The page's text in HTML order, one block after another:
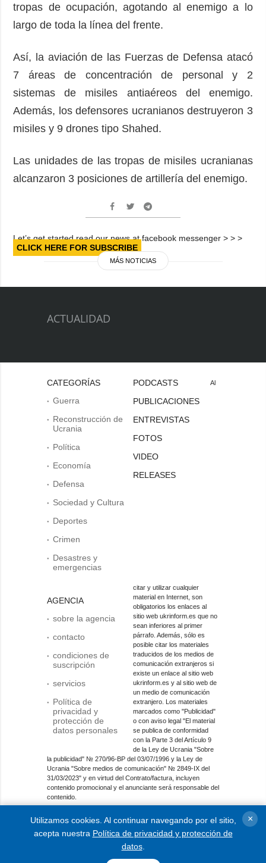
tropas de ocupación, agotando al enemigo a lo
largo de toda la línea del frente.
Así, la aviación de las Fuerzas de Defensa atacó
7 áreas de concentración de personal y 2
sistemas de misiles antiaéreos del enemigo.
Además, los defensores ucranianos destruyeron 3
misiles y 9 drones tipo Shahed.
Las unidades de las tropas de misiles ucranianas
alcanzaron 3 posiciones de artillería del enemigo.
Let’s get started read our news at facebook messenger > > >
CLICK HERE FOR SUBSCRIBE
MÁS NOTICIAS
ACTUALIDAD
CATEGORÍAS
Guerra
Reconstrucción de
Ucrania
Política
Economía
Defensa
Sociedad y Cultura
Deportes
Crimen
Desastres y
emergencias
AGENCIA
sobre la agencia
contacto
condiciones de
suscripción
servicios
Política de
privacidad y
protección de
datos personales
PODCASTS
PUBLICACIONES
ENTREVISTAS
FOTOS
VIDEO
RELEASES
Al
citar y utilizar cualquier
material en Internet, son
obligatorios los enlaces al
sitio web ukrinform.es que no
sean inferiores al primer
párrafo. Además, sólo es
posible citar los materiales
traducidos de los medios de
comunicación extranjeros si
existe un enlace al sitio web
ukrinform.es y al sitio web de
un medio de comunicación
extranjero. Los materiales
marcados como "Publicidad"
o con aviso legal "El material
se publica de conformidad
con la Parte 3 del Artículo 9
de la Ley de Ucrania "Sobre
la publicidad" № 270/96-ВР del 03/07/1996 y la Ley de
Ucrania "Sobre medios de comunicación" № 2849-IX del
31/03/2023" y en virtud del Contrato/factura, incluyen
contenido promocional y el anunciante será responsable del
contenido.
Entidad de medios en línea; identificador de medios: R40-
01421.
© 2015-2026 Ukrinform. Todos los derechos reservados.
Utilizamos cookies. Al continuar navegando por el sitio,
acepta nuestra Política de privacidad y protección de
datos.
×